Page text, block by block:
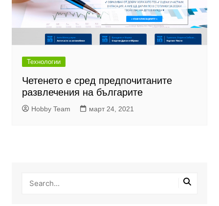
Технологии
Четенето е сред предпочитаните
развлечения на българите
Hobby Team март 24, 2021